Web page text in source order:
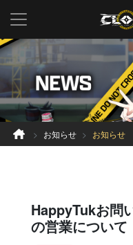
お知らせ お知らせ
HappyTukお問
の営業について